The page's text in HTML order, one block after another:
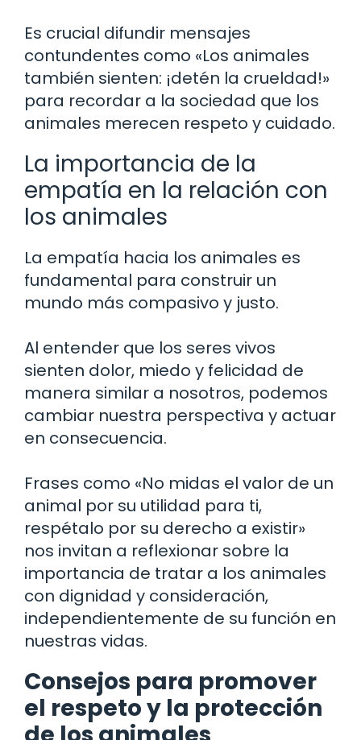
Es crucial difundir mensajes
contundentes como «Los animales
también sienten: ¡detén la crueldad!»
para recordar a la sociedad que los
animales merecen respeto y cuidado.
La importancia de la
empatía en la relación con
los animales
La empatía hacia los animales es
fundamental para construir un
mundo más compasivo y justo.
Al entender que los seres vivos
sienten dolor, miedo y felicidad de
manera similar a nosotros, podemos
cambiar nuestra perspectiva y actuar
en consecuencia.
Frases como «No midas el valor de un
animal por su utilidad para ti,
respétalo por su derecho a existir»
nos invitan a reflexionar sobre la
importancia de tratar a los animales
con dignidad y consideración,
independientemente de su función en
nuestras vidas.
Consejos para promover
el respeto y la protección